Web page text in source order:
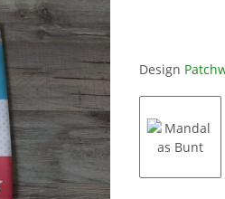
Design